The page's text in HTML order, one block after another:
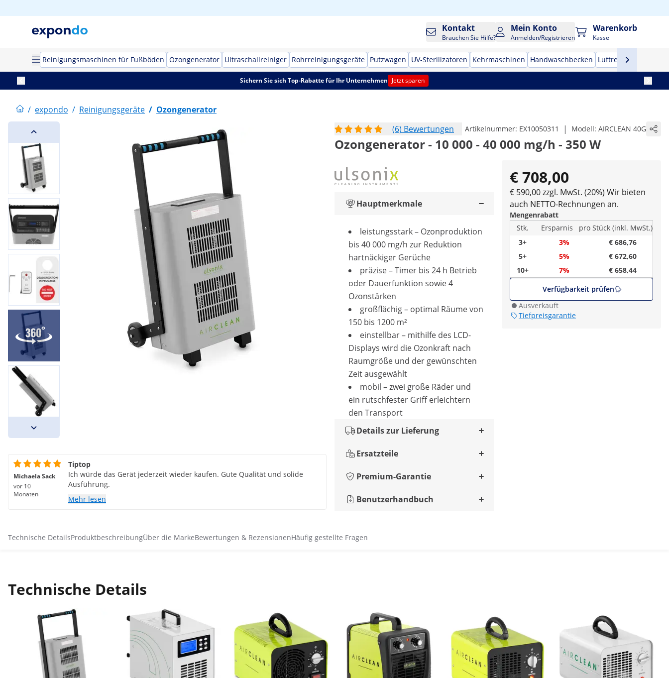
Kontakt
Brauchen Sie Hilfe?
Mein Konto
Anmelden/Registrieren
Warenkorb
Kasse
Reinigungsmaschinen für Fußböden Ozongenerator Ultraschallreiniger Rohrreinigungsgeräte Putzwagen UV-Sterilizatoren Kehrmaschinen Handwaschbecken Luftreiniger
Sichern Sie sich Top-Rabatte für Ihr Unternehmen Jetzt sparen
/ expondo / Reinigungsgeräte / Ozongenerator
(6) Bewertungen
Artikelnummer: EX10050311 | Modell: AIRCLEAN 40G
Ozongenerator - 10 000 - 40 000 mg/h - 350 W
€ 708,00
€ 590,00 zzgl. MwSt. (20%) Wir bieten
auch NETTO-Rechnungen an.
Mengenrabatt
Stk.
Ersparnis
pro Stück (inkl. MwSt.)
3+
3%
€ 686,76
5+
5%
€ 672,60
10+
7%
€ 658,44
Verfügbarkeit prüfen
Ausverkauft
Tiefpreisgarantie
Hauptmerkmale
leistungsstark – Ozonproduktion
bis 40 000 mg/h zur Reduktion
hartnäckiger Gerüche
präzise – Timer bis 24 h Betrieb
oder Dauerfunktion sowie 4
Ozonstärken
großflächig – optimal Räume von
150 bis 1200 m²
einstellbar – mithilfe des LCD-
Displays wird die Ozonkraft nach
Raumgröße und der gewünschten
Zeit ausgewählt
mobil – zwei große Räder und
ein rutschfester Griff erleichtern
den Transport
Details zur Lieferung
Ersatzteile
Premium-Garantie
Benutzerhandbuch
Michaela Sack
vor 10
Monaten
Tiptop
Ich würde das Gerät jederzeit wieder kaufen. Gute Qualität und solide
Ausführung.
Mehr lesen
Technische DetailsProduktbeschreibungÜber die MarkeBewertungen & RezensionenHäufig gestellte Fragen
Technische Details